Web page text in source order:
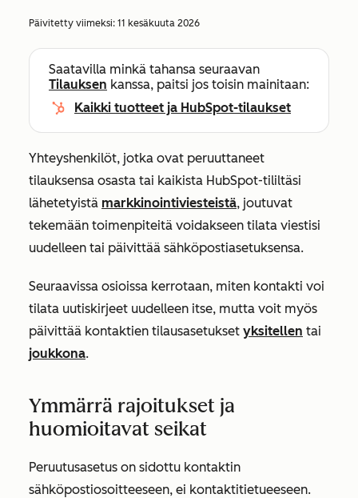
Päivitetty viimeksi: 11 kesäkuuta 2026
Saatavilla minkä tahansa seuraavan
Tilauksen kanssa, paitsi jos toisin mainitaan:
Kaikki tuotteet ja HubSpot-tilaukset
Yhteyshenkilöt, jotka ovat peruuttaneet
tilauksensa osasta tai kaikista HubSpot-tililtäsi
lähetetyistä markkinointiviesteistä, joutuvat
tekemään toimenpiteitä voidakseen tilata viestisi
uudelleen tai päivittää sähköpostiasetuksensa.
Seuraavissa osioissa kerrotaan, miten kontakti voi
tilata uutiskirjeet uudelleen itse, mutta voit myös
päivittää kontaktien tilausasetukset yksitellen tai
joukkona.
Ymmärrä rajoitukset ja
huomioitavat seikat
Peruutusasetus on sidottu kontaktin
sähköpostiosoitteeseen, ei kontaktitietueeseen.